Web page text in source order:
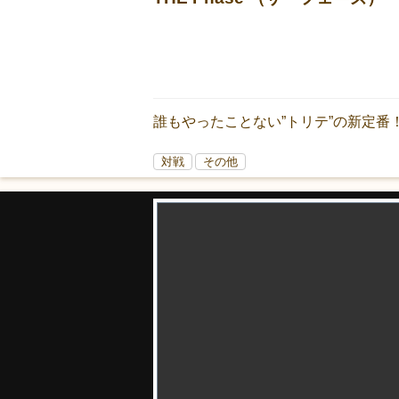
誰もやったことない”トリテ”の新定番
対戦 その他